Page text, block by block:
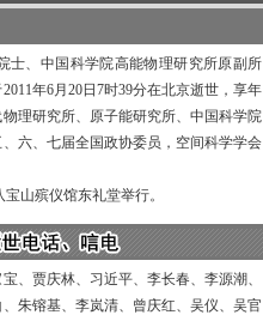
、中国科学院高能物理研究所原副所
年6月20日7时39分在北京逝世，享年
理研究所、原子能研究所、中国科学院
六、七届全国政协委员，空间科学学会
山殡仪馆东礼堂举行。
贾庆林、习近平、李长春、李源潮、
朱镕基、李岚清、曾庆红、吴仪、吴官